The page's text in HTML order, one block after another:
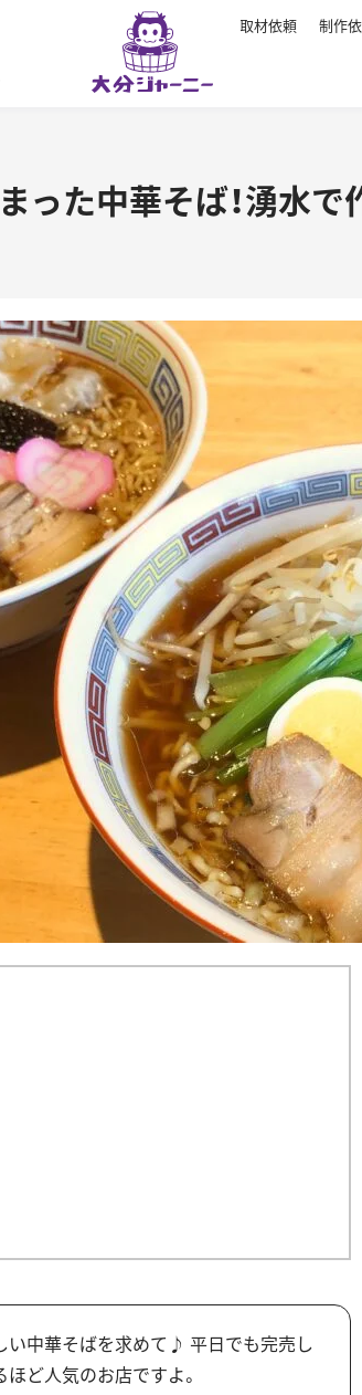
取材依頼 制作
暮らし
た中華そば！湧水で
い中華そばを求めて♪ 平日でも完売し
ど人気のお店ですよ。